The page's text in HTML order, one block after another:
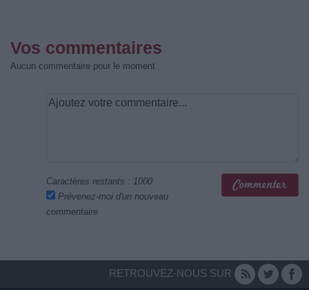
Vos commentaires
Aucun commentaire pour le moment
Caractères restants : 1000
Prévenez-moi d'un nouveau
commentaire
RETROUVEZ-NOUS SUR